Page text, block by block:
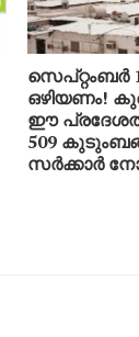
സെപ്റ്റംബർ
ഒഴിയണം!
ഈ
509
സർക്കാർ